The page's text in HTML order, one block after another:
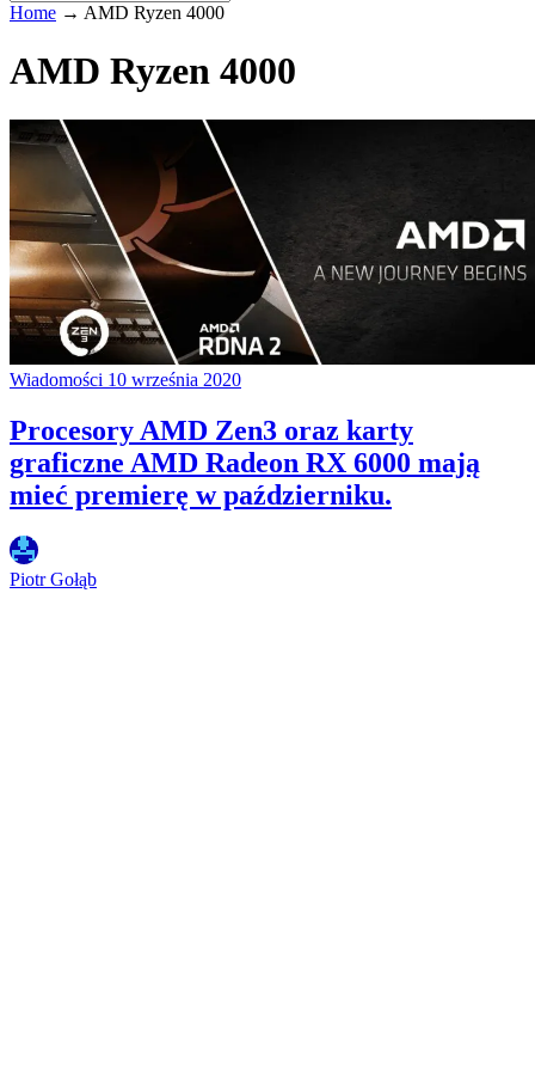
Home → AMD Ryzen 4000
AMD Ryzen 4000
Wiadomości 10 września 2020
Procesory AMD Zen3 oraz karty
graficzne AMD Radeon RX 6000 mają
mieć premierę w październiku.
Piotr Gołąb